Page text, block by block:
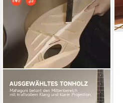
DONNER
Akustikgitarre Akustikgitarre